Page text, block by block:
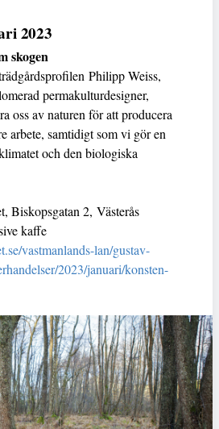
2023
skogen
Philipp Weiss,
permakulturdesigner,
oss av naturen för att producera
arbete, samtidigt som vi gör en
och den biologiska
Biskopsgatan 2, Västerås
kaffe
vastmanlands-lan/gustav-
2023/januari/konsten-